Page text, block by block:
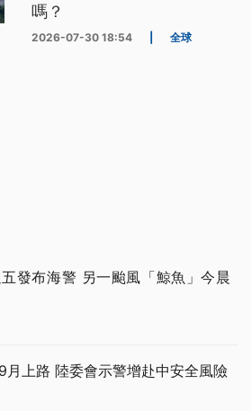
嗎？
2026-07-30 18:54 全球
發布海警 另一颱風「鯨魚」今晨
月上路 陸委會示警增赴中安全風險